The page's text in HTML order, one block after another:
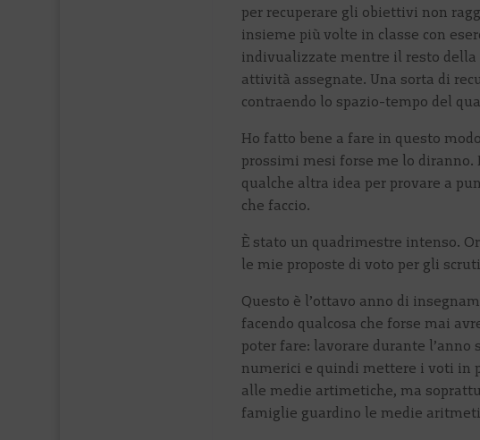
per recuperare gli obiettivi non
insieme più volte in classe con
indivualizzate mentre il resto della
attività assegnate. Una sorta di
contraendo lo spazio-tempo del
Ho fatto bene a fare in questo
prossimi mesi forse me lo
qualche altra idea per provare a
che faccio.
È stato un quadrimestre intenso.
le mie proposte di voto per gli
Questo è l’ottavo anno di
facendo qualcosa che forse mai
poter fare: lavorare durante l’anno
numerici e quindi mettere i voti in
alle medie artimetiche, ma
famiglie guardino le medie